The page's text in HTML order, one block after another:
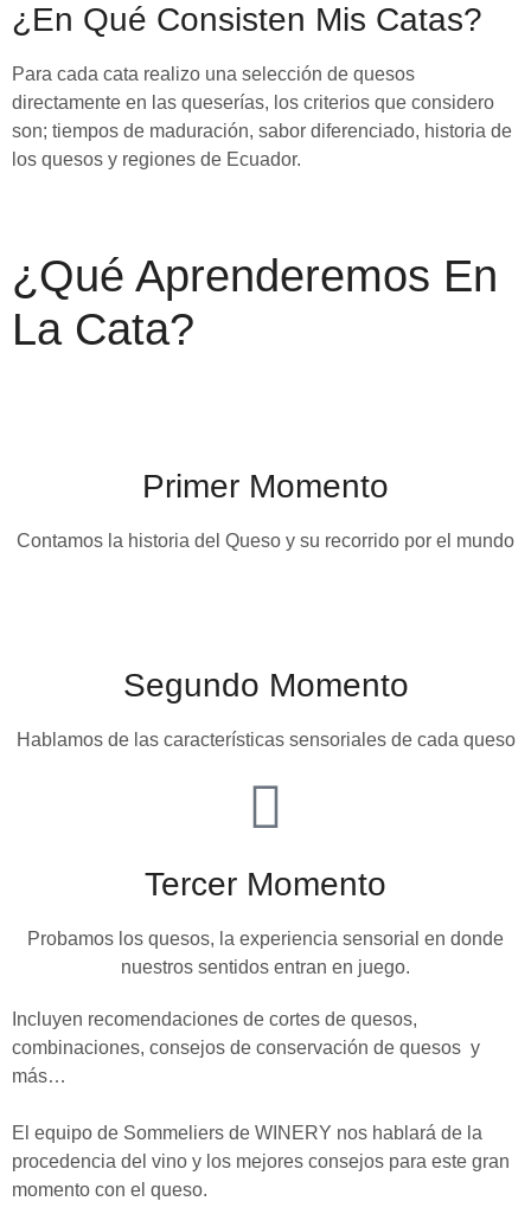
¿En Qué Consisten Mis Catas?
Para cada cata realizo una selección de quesos
directamente en las queserías, los criterios que considero
son; tiempos de maduración, sabor diferenciado, historia de
los quesos y regiones de Ecuador.
¿Qué Aprenderemos En
La Cata?
Primer Momento
Contamos la historia del Queso y su recorrido por el mundo
Segundo Momento
Hablamos de las características sensoriales de cada queso
Tercer Momento
Probamos los quesos, la experiencia sensorial en donde
nuestros sentidos entran en juego.​
Incluyen recomendaciones de cortes de quesos,
combinaciones, consejos de conservación de quesos y
más…
El equipo de Sommeliers de WINERY nos hablará de la
procedencia del vino y los mejores consejos para este gran
momento con el queso.